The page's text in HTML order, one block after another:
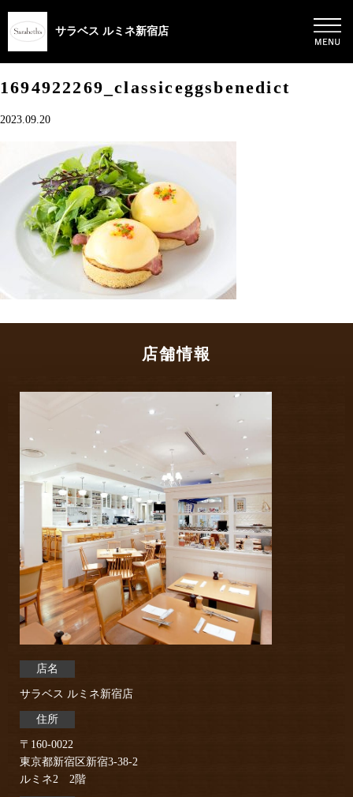
サラベス ルミネ新宿店
1694922269_classiceggsbenedict
2023.09.20
店舗情報
店名
サラベス ルミネ新宿店
住所
〒160-0022
東京都新宿区新宿3-38-2
ルミネ2 2階